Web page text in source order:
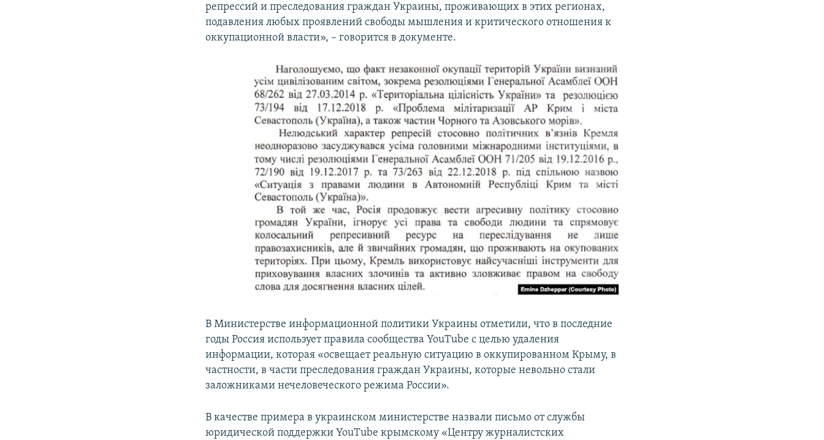
репрессий и преследования граждан Украины, проживающих в этих регионах,
подавления любых проявлений свободы мышления и критического отношения к
оккупационной власти», – говорится в документе.
В Министерстве информационной политики Украины отметили, что в последние
годы Россия использует правила сообщества YouTube с целью удаления
информации, которая «освещает реальную ситуацию в оккупированном Крыму, в
частности, в части преследования граждан Украины, которые невольно стали
заложниками нечеловеческого режима России».
В качестве примера в украинском министерстве назвали письмо от службы
юридической поддержки YouTube крымскому «Центру журналистских